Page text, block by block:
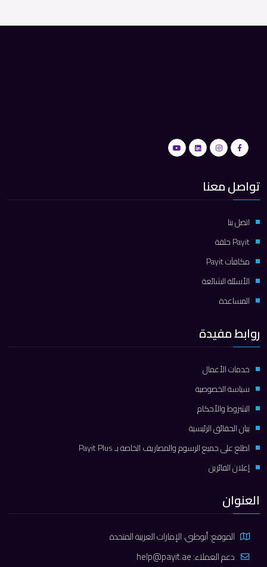
تواصل معنا
اتصل بنا
Payit حلقة
مكافآت Payit
الأسئلة الشائعة
المساعدة
روابط مفيدة
خدمات الأعمال
سياسة الخصوصية
الشروط والأحكام
بيان الحقائق الرئيسية
اطلع على جميع الرسوم والمصاريف الخاصة بـ Payit Plus
إعلان الفائزين
العنوان
الموقع: أبوظبي، الإمارات العربية المتحدة
دعم العملاء:help@payit.ae